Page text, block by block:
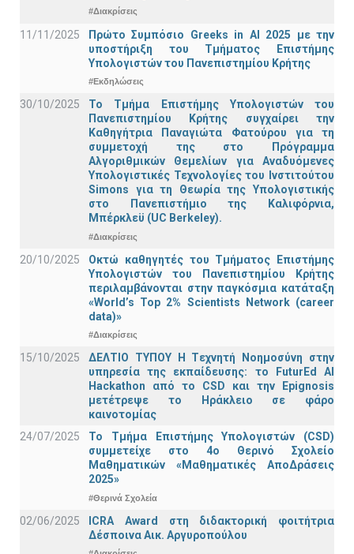
#Διακρίσεις
11/11/2025
Πρώτο Συμπόσιο Greeks in AI 2025 με την
υποστήριξη του Τμήματος Επιστήμης
Υπολογιστών του Πανεπιστημίου Κρήτης
#Εκδηλώσεις
30/10/2025
Το Τμήμα Επιστήμης Υπολογιστών του
Πανεπιστημίου Κρήτης συγχαίρει την
Καθηγήτρια Παναγιώτα Φατούρου για τη
συμμετοχή της στο Πρόγραμμα
Αλγοριθμικών Θεμελίων για Αναδυόμενες
Υπολογιστικές Τεχνολογίες του Ινστιτούτου
Simons για τη Θεωρία της Υπολογιστικής
στο Πανεπιστήμιο της Καλιφόρνια,
Μπέρκλεϋ (UC Berkeley).
#Διακρίσεις
20/10/2025
Οκτώ καθηγητές του Τμήματος Επιστήμης
Υπολογιστών του Πανεπιστημίου Κρήτης
περιλαμβάνονται στην παγκόσμια κατάταξη
«World’s Top 2% Scientists Network (career
data)»
#Διακρίσεις
15/10/2025
ΔΕΛΤΙΟ ΤΥΠΟΥ H Tεχνητή Νοημοσύνη στην
υπηρεσία της εκπαίδευσης: το FuturEd AI
Hackathon από το CSD και την Epignosis
μετέτρεψε το Ηράκλειο σε φάρο
καινοτομίας
24/07/2025
Το Τμήμα Επιστήμης Υπολογιστών (CSD)
συμμετείχε στο 4ο Θερινό Σχολείο
Μαθηματικών «Μαθηματικές ΑποΔράσεις
2025»
#Θερινά Σχολεία
02/06/2025
ICRA Award στη διδακτορική φοιτήτρια
Δέσποινα Αικ. Αργυροπούλου